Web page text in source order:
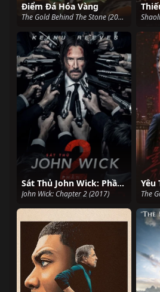
Điểm Đá Hóa Vàng
The Gold Behind The Stone (2025)
Sát Thủ John Wick: Phần 2
John Wick: Chapter 2 (2017)
Yêu
The